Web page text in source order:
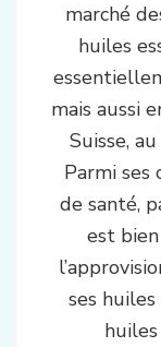
marché
huiles
mais aussi
Suisse,
Parmi ses
de santé,
est
ses